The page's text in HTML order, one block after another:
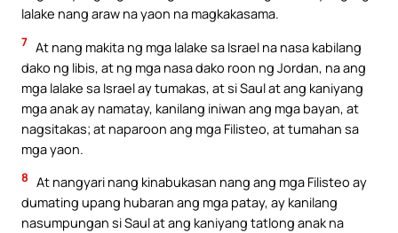
lalake nang araw na yaon na magkakasama.
7 At nang makita ng mga lalake sa Israel na nasa kabilang
dako ng libis, at ng mga nasa dako roon ng Jordan, na ang
mga lalake sa Israel ay tumakas, at si Saul at ang kaniyang
mga anak ay namatay, kanilang iniwan ang mga bayan, at
nagsitakas; at naparoon ang mga Filisteo, at tumahan sa
mga yaon.
8 At nangyari nang kinabukasan nang ang mga Filisteo ay
dumating upang hubaran ang mga patay, ay kanilang
nasumpungan si Saul at ang kaniyang tatlong anak na